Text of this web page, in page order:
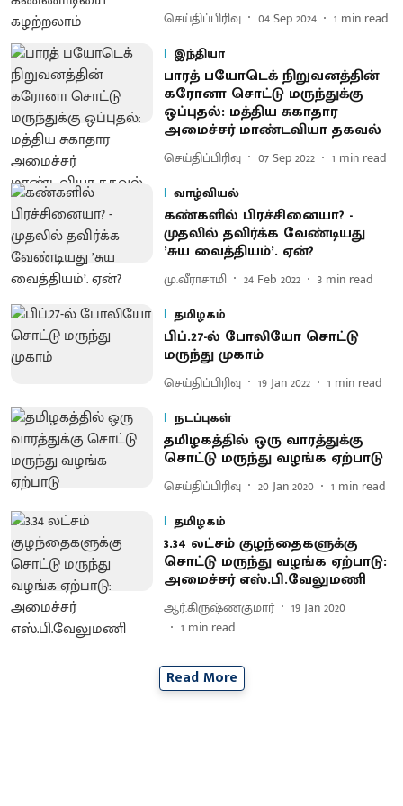
செய்திப்பிரிவு 04 Sep 2024 1 min read
இந்தியா
பாரத் பயோடெக் நிறுவனத்தின்
கரோனா சொட்டு மருந்துக்கு
ஒப்புதல்: மத்திய சுகாதார
அமைச்சர் மாண்டவியா தகவல்
செய்திப்பிரிவு 07 Sep 2022 1 min read
வாழ்வியல்
கண்களில் பிரச்சினையா? -
முதலில் தவிர்க்க வேண்டியது
’சுய வைத்தியம்’. ஏன்?
மு.வீராசாமி 24 Feb 2022 3 min read
தமிழகம்
பிப்.27-ல் போலியோ சொட்டு
மருந்து முகாம்
செய்திப்பிரிவு 19 Jan 2022 1 min read
நடப்புகள்
தமிழகத்தில் ஒரு வாரத்துக்கு
சொட்டு மருந்து வழங்க ஏற்பாடு
செய்திப்பிரிவு 20 Jan 2020 1 min read
தமிழகம்
3.34 லட்சம் குழந்தைகளுக்கு
சொட்டு மருந்து வழங்க ஏற்பாடு:
அமைச்சர் எஸ்.பி.வேலுமணி
ஆர்.கிருஷ்ணகுமார்
19 Jan 2020
1 min read
Read More